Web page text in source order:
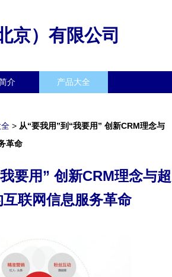
京）有限公司
介 产品大全
> 从“要我用”到“我要用” 创新CRM理念与
革命
要用” 创新CRM理念与超
联网信息服务革命